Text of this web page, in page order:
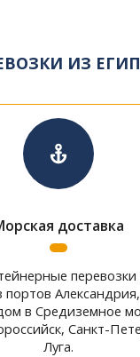
ИЗ
доставка
перевозки
портов
в Средиземное
Санкт-
Луга.